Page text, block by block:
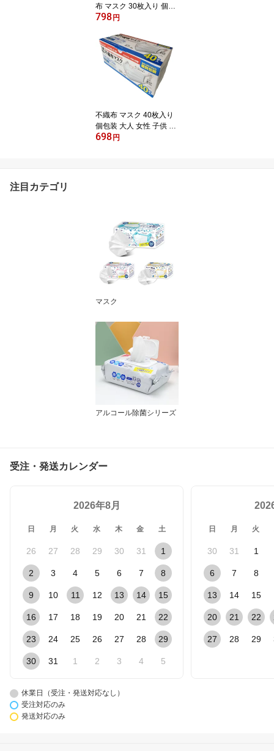
布 マスク 30枚入り 個包
装 大人 サイズ 全国マス
国内発送 白 ホワイト 普
通サイズ 三層構造 耳が
痛くなりにくい 使い捨て
快適 衛生用品 Bitoway
798 円
不織布 マスク 40枚入り
個包装 大人 女性 子供 サ
イズ マーク 耳 日本 国内
料無料
698 円
注目カテゴリ
マスク
アルコール除菌シリーズ
受注・発送カレンダー
2026年8月
日 月 火 水 木 金 土
26 27 28 29 30 31 1
2 3 4 5 6 7 8
9 10 11 12 13 14 15
16 17 18 19 20 21 22
23 24 25 26 27 28 29
30 31 1 2 3 4 5
日 月 火
30 31 1
6 7 8
13 14 15
20 21 22
27 28 29
休業日（受注・発送対応なし）
受注対応のみ
発送対応のみ